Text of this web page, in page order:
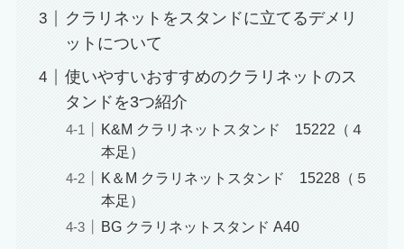
クラリネットをスタンドに立てるデメリ
ットについて
使いやすいおすすめのクラリネットのス
タンドを3つ紹介
K&M クラリネットスタンド 15222（４
本足）
K＆M クラリネットスタンド 15228（５
本足）
BG クラリネットスタンド A40